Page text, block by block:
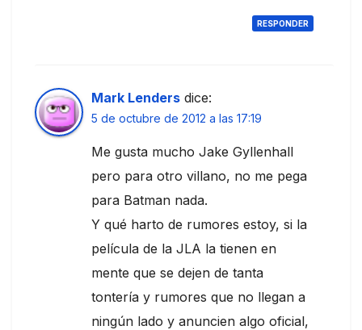
RESPONDER
Mark Lenders dice:
5 de octubre de 2012 a las 17:19
Me gusta mucho Jake Gyllenhall
pero para otro villano, no me pega
para Batman nada.
Y qué harto de rumores estoy, si la
película de la JLA la tienen en
mente que se dejen de tanta
tontería y rumores que no llegan a
ningún lado y anuncien algo oficial,